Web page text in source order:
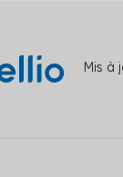
Mis à